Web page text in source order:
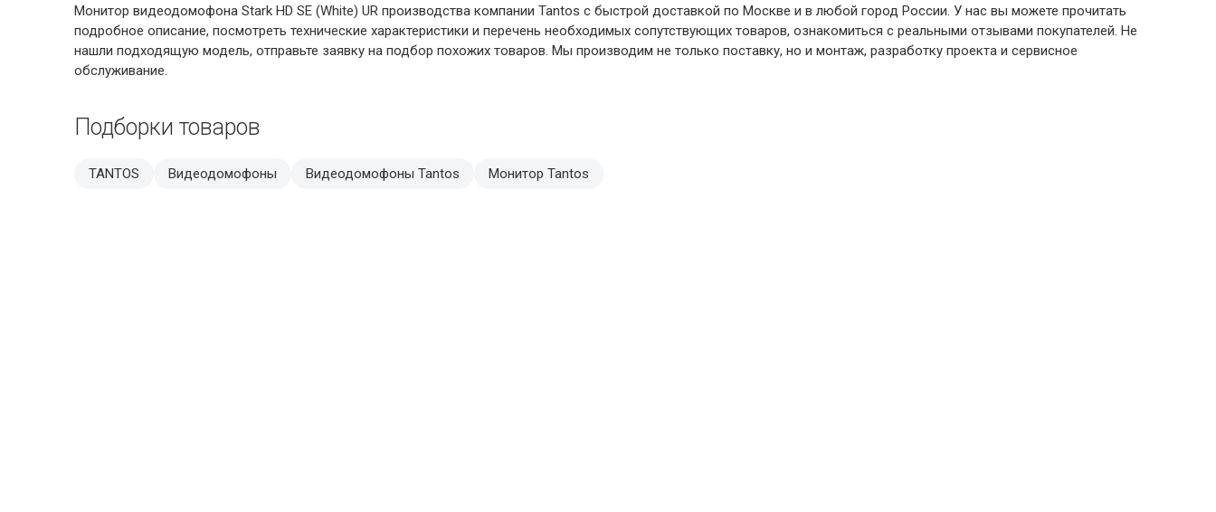
Монитор видеодомофона Stark HD SE (White) UR производства компании Tantos с быстрой доставкой по Москве и в любой город России. У нас вы можете прочитать
подробное описание, посмотреть технические характеристики и перечень необходимых сопутствующих товаров, ознакомиться с реальными отзывами покупателей. Не
нашли подходящую модель, отправьте заявку на подбор похожих товаров. Мы производим не только поставку, но и монтаж, разработку проекта и сервисное
обслуживание.
Подборки товаров
TANTOS Видеодомофоны Видеодомофоны Tantos Монитор Tantos